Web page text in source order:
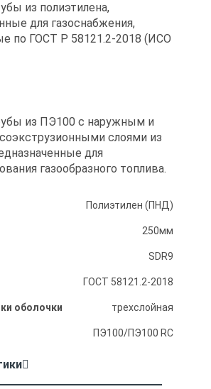
из полиэтилена,
для газоснабжения,
по ГОСТ Р 58121.2-2018 (ИСО
из ПЭ100 с наружным и
слоями из
для
газообразного топлива.
Полиэтилен (ПНД)
250мм
SDR9
ГОСТ 58121.2-2018
оболочки трехслойная
ПЭ100/ПЭ100 RC